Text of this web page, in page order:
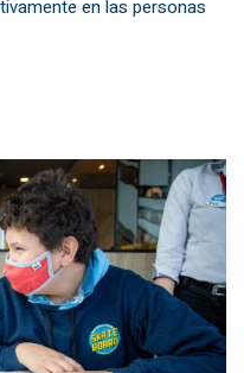
en las personas